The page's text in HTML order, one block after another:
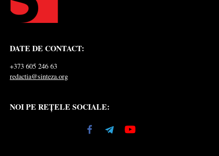
DATE DE CONTACT:
+373 605 246 63
redactia@sinteza.org
NOI PE REȚELE SOCIALE: